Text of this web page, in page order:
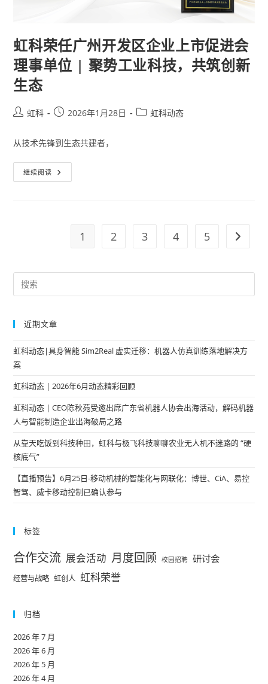
虹科荣任广州开发区企业上市促进会
理事单位 | 聚势工业科技，共筑创新
生态
虹科 2026年1月28日 虹科动态
从技术先锋到生态共建者，
继续阅读
1 2 3 4 5
近期文章
虹科动态|具身智能 Sim2Real 虚实迁移：机器人仿真训练落地解决方
案
虹科动态 | 2026年6月动态精彩回顾
虹科动态 | CEO陈秋苑受邀出席广东省机器人协会出海活动，解码机器
人与智能制造企业出海破局之路
从靠天吃饭到科技种田，虹科与极飞科技聊聊农业无人机不迷路的 “硬
核底气”
【直播预告】6月25日-移动机械的智能化与网联化：博世、CiA、易控
智驾、威卡移动控制已确认参与
标签
合作交流 展会活动 月度回顾 校园招聘 研讨会
经营与战略 虹创人 虹科荣誉
归档
2026 年 7 月
2026 年 6 月
2026 年 5 月
2026 年 4 月